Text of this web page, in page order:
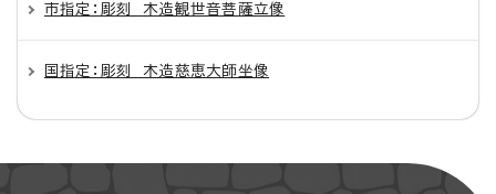
市指定：彫刻 木造観世音菩薩立像
国指定：彫刻 木造慈恵大師坐像